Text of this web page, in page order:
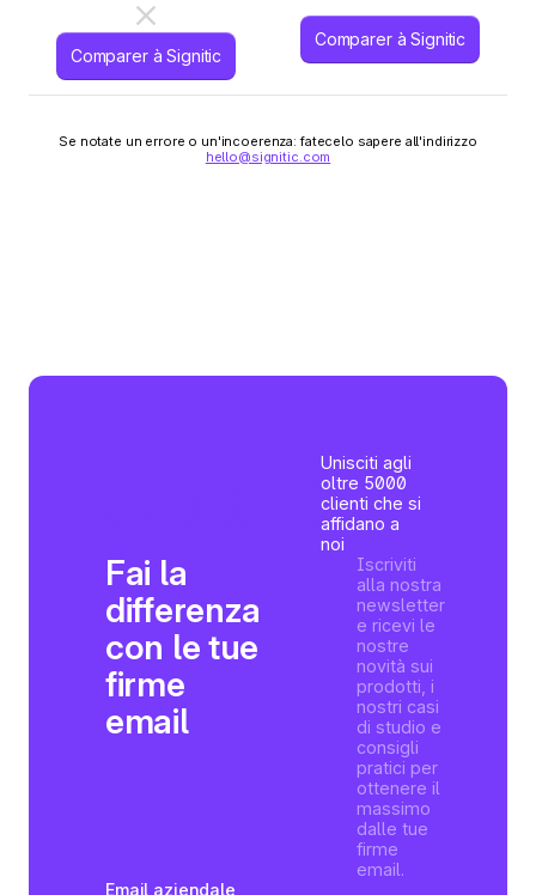
Comparer à Signitic
Comparer à Signitic
Se notate un errore o un'incoerenza: fatecelo sapere all'indirizzo
hello@signitic.com
Unisciti agli
oltre 5000
clienti che si
affidano a
noi
Fai la
differenza
con le tue
firme
email
Iscriviti
alla nostra
newsletter
e ricevi le
nostre
novità sui
prodotti, i
nostri casi
di studio e
consigli
pratici per
ottenere il
massimo
dalle tue
firme
email.
Email aziendale